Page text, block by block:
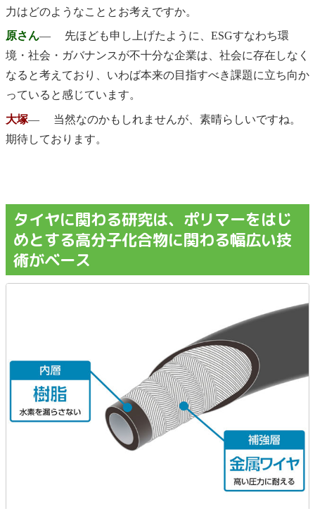
力はどのようなこととお考えですか。
原さん― 先ほども申し上げたように、ESGすなわち環
境・社会・ガバナンスが不十分な企業は、社会に存在しなく
なると考えており、いわば本来の目指すべき課題に立ち向か
っていると感じています。
大塚― 当然なのかもしれませんが、素晴らしいですね。
期待しております。
タイヤに関わる研究は、ポリマーをはじ
めとする高分子化合物に関わる幅広い技
術がベース